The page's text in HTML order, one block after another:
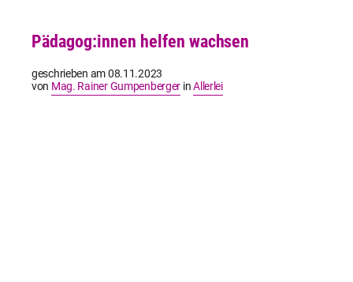
Pädagog:innen helfen wachsen
geschrieben am08.11.2023
von Mag. Rainer Gumpenberger inAllerlei